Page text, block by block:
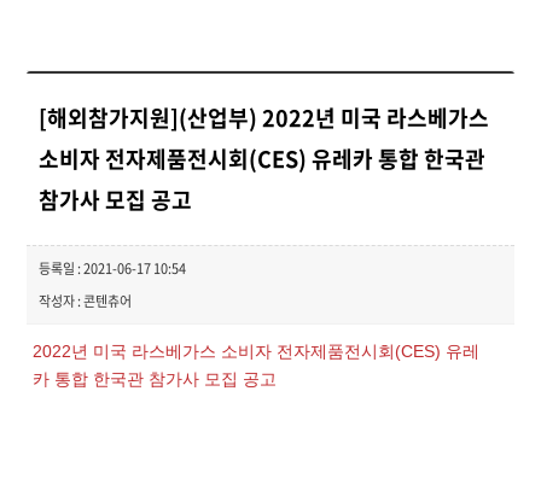
[해외참가지원](산업부) 2022년 미국 라스베가스
소비자 전자제품전시회(CES) 유레카 통합 한국관
참가사 모집 공고
등록일 : 2021-06-17 10:54
작성자 : 콘텐츄어
2022년 미국 라스베가스 소비자 전자제품전시회(CES) 유레
카 통합 한국관 참가사 모집 공고